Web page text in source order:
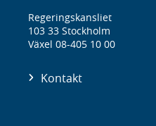
Regeringskansliet
103 33 Stockholm
Växel 08-405 10 00
Kontakt